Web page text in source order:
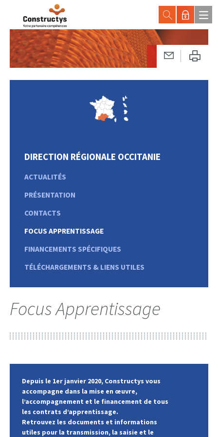
DIRECTION RÉGIONALE OCCITANIE
ACTUALITÉS
PRÉSENTATION
CONTACTS
FOCUS APPRENTISSAGE
FINANCEMENTS SPÉCIFIQUES
TÉLÉCHARGEMENTS & LIENS UTILES
Focus Apprentissage
Depuis le 1er janvier 2020, Constructys vous
accompagne dans la mise en œuvre,
l’accompagnement et le financement de tous
les contrats d’apprentissage.
Retrouvez les documents et informations
utiles pour la transmission, la saisie et le